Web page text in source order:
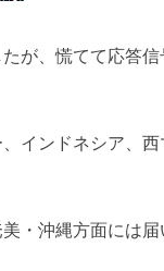
が、慌てて応答
インドネシア、
・沖縄方面には